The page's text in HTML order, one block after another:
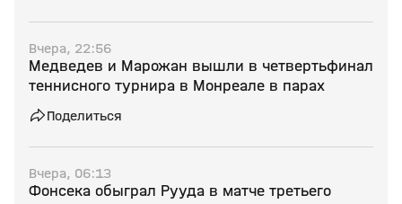
Вчера, 22:56
Медведев и Марожан вышли в четвертьфинал
теннисного турнира в Монреале в парах
Поделиться
Вчера, 06:13
Фонсека обыграл Рууда в матче третьего